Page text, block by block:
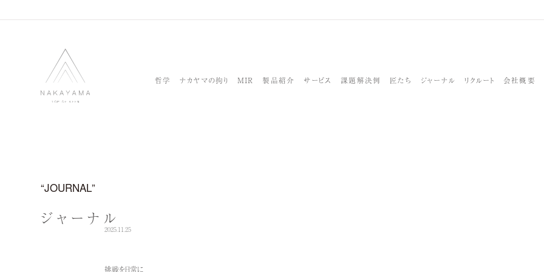
哲学 ナカヤマの拘り MIR 製品紹介 サービス 課題解決例 匠たち ジャーナル リクルート 会社概要
JOURNAL
ジャーナル
2025.11.25
挑戦を日常に